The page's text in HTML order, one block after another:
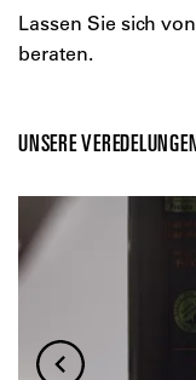
Lassen Sie sich
beraten.
UNSERE